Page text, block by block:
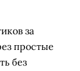
за
простые
без